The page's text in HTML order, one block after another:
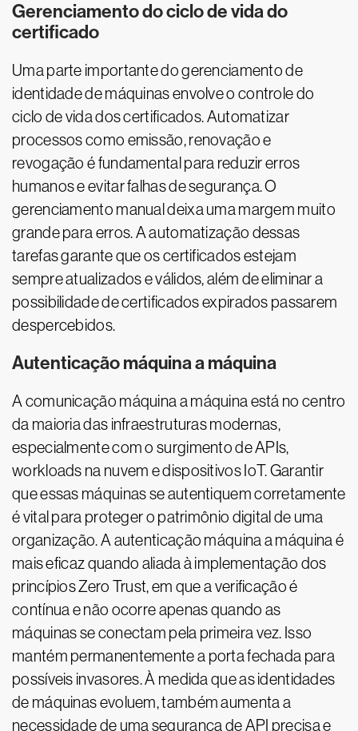
Gerenciamento do ciclo de vida do
certificado
Uma parte importante do gerenciamento de
identidade de máquinas envolve o controle do
ciclo de vida dos certificados. Automatizar
processos como emissão, renovação e
revogação é fundamental para reduzir erros
humanos e evitar falhas de segurança. O
gerenciamento manual deixa uma margem muito
grande para erros. A automatização dessas
tarefas garante que os certificados estejam
sempre atualizados e válidos, além de eliminar a
possibilidade de certificados expirados passarem
despercebidos.
Autenticação máquina a máquina
A comunicação máquina a máquina está no centro
da maioria das infraestruturas modernas,
especialmente com o surgimento de APIs,
workloads na nuvem e dispositivos IoT. Garantir
que essas máquinas se autentiquem corretamente
é vital para proteger o patrimônio digital de uma
organização. A autenticação máquina a máquina é
mais eficaz quando aliada à implementação dos
princípios Zero Trust, em que a verificação é
contínua e não ocorre apenas quando as
máquinas se conectam pela primeira vez. Isso
mantém permanentemente a porta fechada para
possíveis invasores. À medida que as identidades
de máquinas evoluem, também aumenta a
necessidade de uma segurança de API precisa e